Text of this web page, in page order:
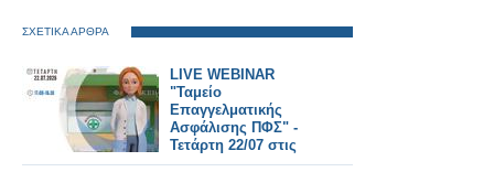
ΣΧΕΤΙΚΑ ΑΡΘΡΑ
LIVE WEBINAR
"Ταμείο
Επαγγελματικής
Ασφάλισης ΠΦΣ" -
Τετάρτη 22/07 στις
17:00